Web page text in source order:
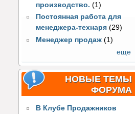
производство. (1)
Постоянная работа для
менеджера-технаря (29)
Менеджер продаж (1)
еще
НОВЫЕ ТЕМЫ
ФОРУМА
В Клубе Продажников